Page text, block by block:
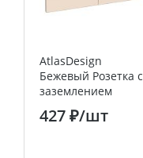
AtlasDesign
Бежевый Розетка с
заземлением
двойная, со
шторками с
427 ₽/шт